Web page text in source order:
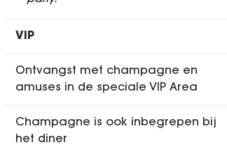
VIP
Ontvangst met champagne en
amuses in de speciale VIP Area
Champagne is ook inbegrepen bij
het diner